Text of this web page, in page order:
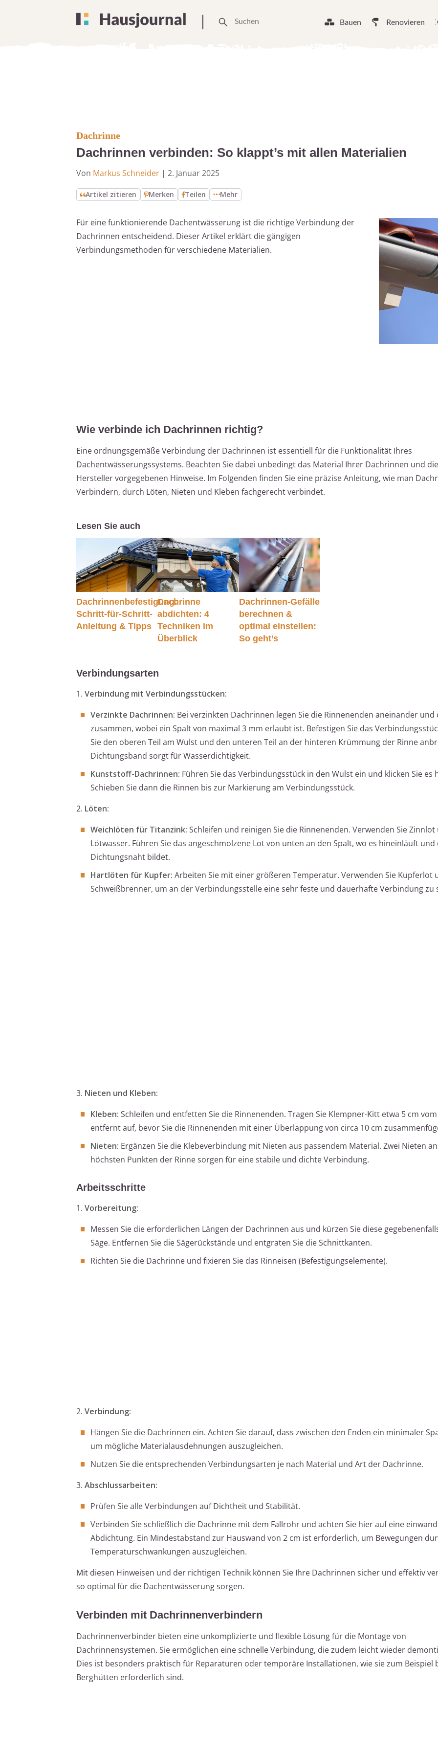
Bauen Renovieren
Dachrinne
Dachrinnen verbinden: So klappt’s mit allen Materialien
Von Markus Schneider | 2. Januar 2025
Artikel zitieren Merken Teilen Mehr
Für eine funktionierende Dachentwässerung ist die richtige Verbindung der
Dachrinnen entscheidend. Dieser Artikel erklärt die gängigen
Verbindungsmethoden für verschiedene Materialien.
Wie verbinde ich Dachrinnen richtig?
Eine ordnungsgemäße Verbindung der Dachrinnen ist essentiell für die Funktionalität Ihres
Dachentwässerungssystems. Beachten Sie dabei unbedingt das Material Ihrer Dachrinnen und
Hersteller vorgegebenen Hinweise. Im Folgenden finden Sie eine präzise Anleitung, wie man
Verbindern, durch Löten, Nieten und Kleben fachgerecht verbindet.
Lesen Sie auch
Dachrinnenbefestigung:
Schritt-für-Schritt-
Anleitung & Tipps
Dachrinne
abdichten: 4
Techniken im
Überblick
Dachrinnen-Gefälle
berechnen &
optimal einstellen:
So geht’s
Verbindungsarten
1. Verbindung mit Verbindungsstücken:
Verzinkte Dachrinnen: Bei verzinkten Dachrinnen legen Sie die Rinnenenden aneinander und
zusammen, wobei ein Spalt von maximal 3 mm erlaubt ist. Befestigen Sie das
Sie den oberen Teil am Wulst und den unteren Teil an der hinteren Krümmung der Rinne
Dichtungsband sorgt für Wasserdichtigkeit.
Kunststoff-Dachrinnen: Führen Sie das Verbindungsstück in den Wulst ein und klicken Sie es
Schieben Sie dann die Rinnen bis zur Markierung am Verbindungsstück.
2. Löten:
Weichlöten für Titanzink: Schleifen und reinigen Sie die Rinnenenden. Verwenden Sie Zinnlot
Lötwasser. Führen Sie das angeschmolzene Lot von unten an den Spalt, wo es hineinläuft und
Dichtungsnaht bildet.
Hartlöten für Kupfer: Arbeiten Sie mit einer größeren Temperatur. Verwenden Sie Kupferlot
Schweißbrenner, um an der Verbindungsstelle eine sehr feste und dauerhafte Verbindung zu
3. Nieten und Kleben:
Kleben: Schleifen und entfetten Sie die Rinnenenden. Tragen Sie Klempner-Kitt etwa 5 cm vom
entfernt auf, bevor Sie die Rinnenenden mit einer Überlappung von circa 10 cm
Nieten: Ergänzen Sie die Klebeverbindung mit Nieten aus passendem Material. Zwei Nieten
höchsten Punkten der Rinne sorgen für eine stabile und dichte Verbindung.
Arbeitsschritte
1. Vorbereitung:
Messen Sie die erforderlichen Längen der Dachrinnen aus und kürzen Sie diese
Säge. Entfernen Sie die Sägerückstände und entgraten Sie die Schnittkanten.
Richten Sie die Dachrinne und fixieren Sie das Rinneisen (Befestigungselemente).
2. Verbindung:
Hängen Sie die Dachrinnen ein. Achten Sie darauf, dass zwischen den Enden ein minimaler
um mögliche Materialausdehnungen auszugleichen.
Nutzen Sie die entsprechenden Verbindungsarten je nach Material und Art der Dachrinne.
3. Abschlussarbeiten:
Prüfen Sie alle Verbindungen auf Dichtheit und Stabilität.
Verbinden Sie schließlich die Dachrinne mit dem Fallrohr und achten Sie hier auf eine
Abdichtung. Ein Mindestabstand zur Hauswand von 2 cm ist erforderlich, um Bewegungen
Temperaturschwankungen auszugleichen.
Mit diesen Hinweisen und der richtigen Technik können Sie Ihre Dachrinnen sicher und effektiv
so optimal für die Dachentwässerung sorgen.
Verbinden mit Dachrinnenverbindern
Dachrinnenverbinder bieten eine unkomplizierte und flexible Lösung für die Montage von
Dachrinnensystemen. Sie ermöglichen eine schnelle Verbindung, die zudem leicht wieder
Dies ist besonders praktisch für Reparaturen oder temporäre Installationen, wie sie zum Beispiel
Berghütten erforderlich sind.